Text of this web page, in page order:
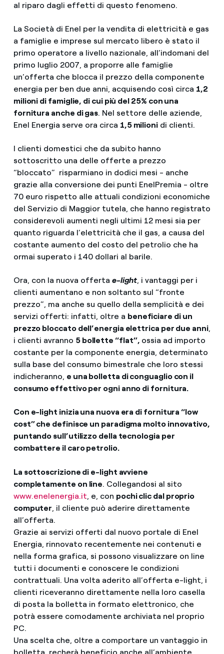
al riparo dagli effetti di questo fenomeno.
La Società di Enel per la vendita di elettricità e gas
a famiglie e imprese sul mercato libero è stato il
primo operatore a livello nazionale, all’indomani del
primo luglio 2007, a proporre alle famiglie
un’offerta che blocca il prezzo della componente
energia per ben due anni, acquisendo così circa 1,2
milioni di famiglie, di cui più del 25% con una
fornitura anche di gas. Nel settore delle aziende,
Enel Energia serve ora circa 1,5 milioni di clienti.
I clienti domestici che da subito hanno
sottoscritto una delle offerte a prezzo
“bloccato” risparmiano in dodici mesi - anche
grazie alla conversione dei punti EnelPremia - oltre
70 euro rispetto alle attuali condizioni economiche
del Servizio di Maggior tutela, che hanno registrato
considerevoli aumenti negli ultimi 12 mesi sia per
quanto riguarda l’elettricità che il gas, a causa del
costante aumento del costo del petrolio che ha
ormai superato i 140 dollari al barile.
Ora, con la nuova offerta e-light, i vantaggi per i
clienti aumentano e non soltanto sul “fronte
prezzo”, ma anche su quello della semplicità e dei
servizi offerti: infatti, oltre a beneficiare di un
prezzo bloccato dell’energia elettrica per due anni,
i clienti avranno 5 bollette “flat”, ossia ad importo
costante per la componente energia, determinato
sulla base del consumo bimestrale che loro stessi
indicheranno, e una bolletta di conguaglio con il
consumo effettivo per ogni anno di fornitura.
Con e-light inizia una nuova era di fornitura “low
cost” che definisce un paradigma molto innovativo,
puntando sull’utilizzo della tecnologia per
combattere il caro petrolio.
La sottoscrizione di e-light avviene
completamente on line. Collegandosi al sito
www.enelenergia.it , e, con pochi clic dal proprio
computer , il cliente può aderire direttamente
all’offerta.
Grazie ai servizi offerti dal nuovo portale di Enel
Energia, rinnovato recentemente nei contenuti e
nella forma grafica, si possono visualizzare on line
tutti i documenti e conoscere le condizioni
contrattuali. Una volta aderito all’offerta e-light, i
clienti riceveranno direttamente nella loro casella
di posta la bolletta in formato elettronico, che
potrà essere comodamente archiviata nel proprio
PC.
Una scelta che, oltre a comportare un vantaggio in
bolletta, recherà beneficio anche all’ambiente,